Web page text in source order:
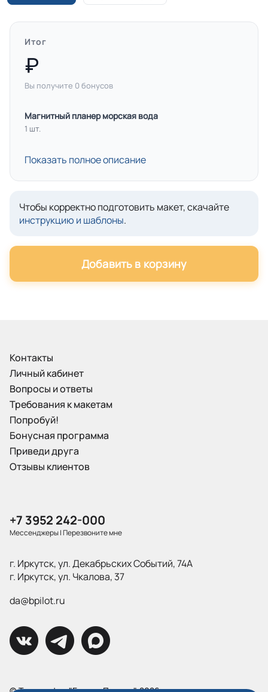
Итог
Вы получите 0 бонусов
Магнитный планер морская вода
1 шт.
Показать полное описание
Чтобы корректно подготовить макет, скачайте
инструкцию и шаблоны.
Добавить в корзину
Контакты
Личный кабинет
Вопросы и ответы
Требования к макетам
Попробуй!
Бонусная программа
Приведи друга
Отзывы клиентов
+7 3952 242-000
Мессенджеры|Перезвоните мне
г. Иркутск, ул. Декабрьских Событий, 74А
г. Иркутск, ул. Чкалова, 37
da@bpilot.ru